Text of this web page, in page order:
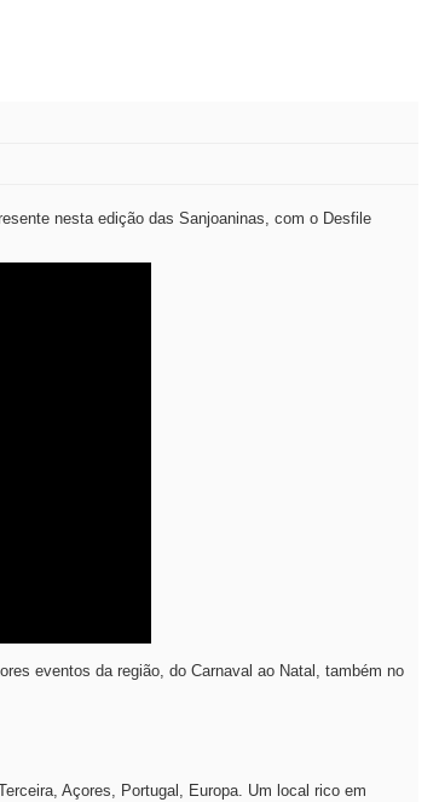
nesta edição das Sanjoaninas, com o Desfile
eventos da região, do Carnaval ao Natal, também no
Açores, Portugal, Europa. Um local rico em